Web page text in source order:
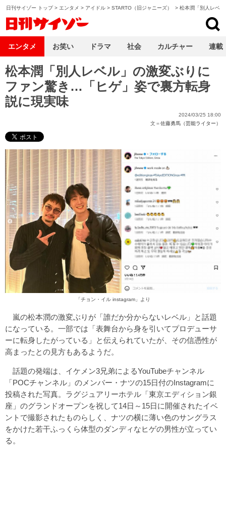
日刊サイゾー トップ> エンタメ > アイドル > STARTO（旧ジャニーズ） > 松本潤「別人レベ
松本潤「別人レベル」の激変ぶりに
ファン驚き…「ヒゲ」姿で裏方転身
説に現実味
2024/03/25 18:00
文＝佐藤勇馬（芸能ライター）
「チョン・イル instagram」 より
嵐の松本潤の激変ぶりが「誰だか分からないレベル」と話題
になっている。一部では「表舞台から身を引いてプロデューサ
ーに転身したがっている」と伝えられていたが、その信憑性が
高まったとの見方もあるようだ。
話題の発端は、イケメン3兄弟によるYouTubeチャンネル
「POCチャンネル」のメンバー・ナツの15日付のInstagramに
投稿された写真。ラグジュアリーホテル「東京エディション銀
座」のグランドオープンを祝して14日～15日に開催されたイベ
ントで撮影されたものらしく、ナツの横に薄い色のサングラス
をかけた若干ふっくら体型のダンディなヒゲの男性が立ってい
る。
エンタメ お笑い ドラマ 社会 カルチャー 連載